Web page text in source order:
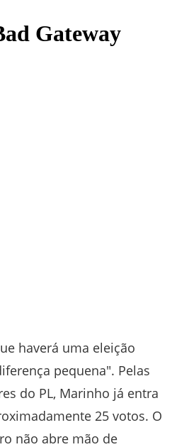
haverá uma eleição
pequena". Pelas
do PL, Marinho já entra
25 votos. O
não abre mão de